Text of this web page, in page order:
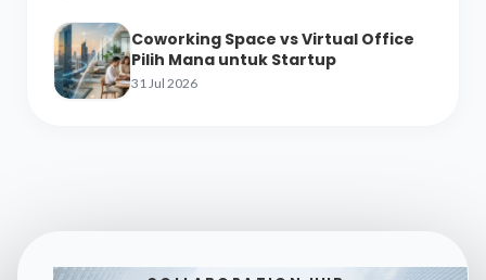
Coworking Space vs Virtual Office
Pilih Mana untuk Startup
31 Jul 2026